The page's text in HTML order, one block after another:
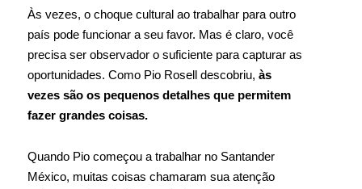
Às vezes, o choque cultural ao trabalhar para outro
país pode funcionar a seu favor. Mas é claro, você
precisa ser observador o suficiente para capturar as
oportunidades. Como Pio Rosell descobriu, às
vezes são os pequenos detalhes que permitem
fazer grandes coisas.
Quando Pio começou a trabalhar no Santander
México, muitas coisas chamaram sua atenção